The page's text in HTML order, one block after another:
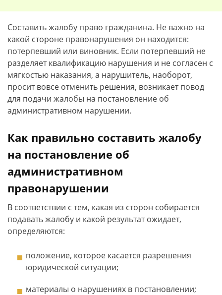
Составить жалобу право гражданина. Не важно на
какой стороне правонарушения он находится:
потерпевший или виновник. Если потерпевший не
разделяет квалификацию нарушения и не согласен с
мягкостью наказания, а нарушитель, наоборот,
просит вовсе отменить решения, возникает повод
для подачи жалобы на постановление об
административном нарушении.
Как правильно составить жалобу
на постановление об
административном
правонарушении
В соответствии с тем, какая из сторон собирается
подавать жалобу и какой результат ожидает,
определяются:
положение, которое касается разрешения
юридической ситуации;
материалы о нарушениях в постановлении;